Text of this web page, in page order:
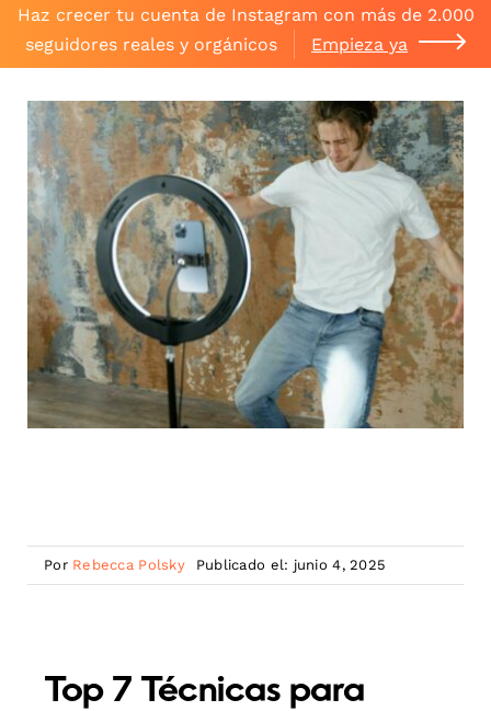
Haz crecer tu cuenta de Instagram con más de 2.000
seguidores reales y orgánicos
Empieza ya
Por Rebecca Polsky Publicado el: junio 4, 2025
Top 7 Técnicas para